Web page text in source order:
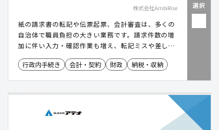
株式会社AmbiRise
紙の請求書の転記や伝票起票、会計審査は、多くの
自治体で職員負担の大きい業務です。請求件数の増
加に伴い入力・確認作業も増え、転記ミスや差し戻
し対応のほか、学校や出先機関を含めた運用管理が
課題となるケースもあります。「Haratte(ハラッ
スで、既存の財務会計システムを大きく変更するこ
となく、請求書の電子化から伝票起票までを効率化
行政内手続き 会計・契約 財政 納税・収納
選択